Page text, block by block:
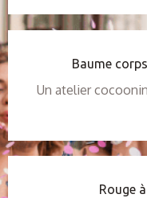
Baume
Un atelier
Rouge